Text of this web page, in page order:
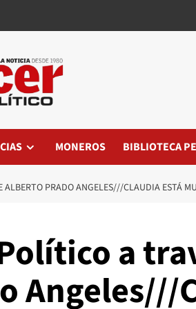
MONEROS BIBLIOTECA
PRADO ANGELES///CLAUDIA ESTÁ
a
Angeles///